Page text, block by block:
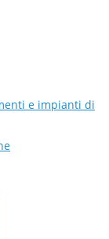
e impianti di